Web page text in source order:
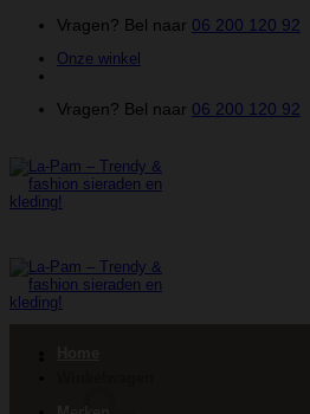
inhoud
Vragen? Bel naar 06 200 120 92
Onze winkel
Vragen? Bel naar 06 200 120 92